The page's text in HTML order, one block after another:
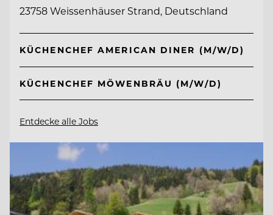
23758 Weissenhäuser Strand, Deutschland
KÜCHENCHEF AMERICAN DINER (M/W/D)
KÜCHENCHEF MÖWENBRÄU (M/W/D)
Entdecke alle Jobs